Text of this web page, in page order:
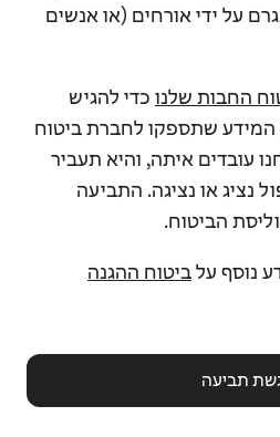
על ידי אורחים (או אנשים
החבות שלנו כדי להגיש
שתספקו לחברת ביטוח
עובדים איתה, והיא תעביר
נציג או נציגה. התביעה
הביטוח.
נוסף עלביטוח ההגנה
תביעה